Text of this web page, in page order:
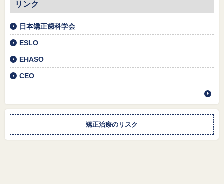
リンク
日本矯正歯科学会
ESLO
EHASO
CEO
矯正治療のリスク